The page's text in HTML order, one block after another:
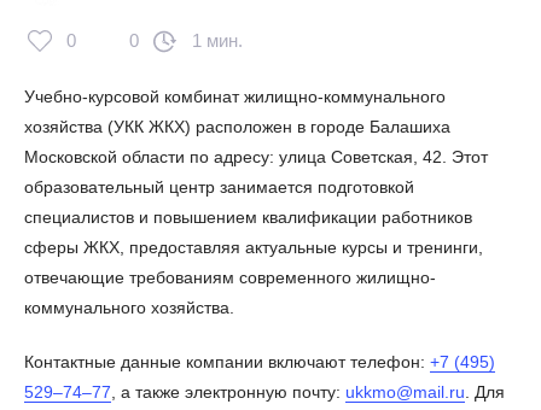
0 0 1 мин.
Учебно-курсовой комбинат жилищно-коммунального
хозяйства (УКК ЖКХ) расположен в городе Балашиха
Московской области по адресу: улица Советская, 42. Этот
образовательный центр занимается подготовкой
специалистов и повышением квалификации работников
сферы ЖКХ, предоставляя актуальные курсы и тренинги,
отвечающие требованиям современного жилищно-
коммунального хозяйства.
Контактные данные компании включают телефон: +7 (495)
529‒74‒77 , а также электронную почту: ukkmo@mail.ru . Для